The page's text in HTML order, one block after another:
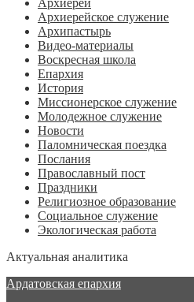
Архиерейское служение
Архипастырь
Видео-материалы
Воскресная школа
Епархия
История
Миссионерское служение
Молодежное служение
Новости
Паломническая поездка
Послания
Православный пост
Праздники
Религиозное образование
Социальное служение
Экологическая работа
Актуальная аналитика
Ардатовская епархия